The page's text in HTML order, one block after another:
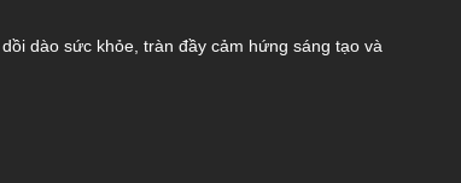
dào sức khỏe, tràn đầy cảm hứng sáng tạo và